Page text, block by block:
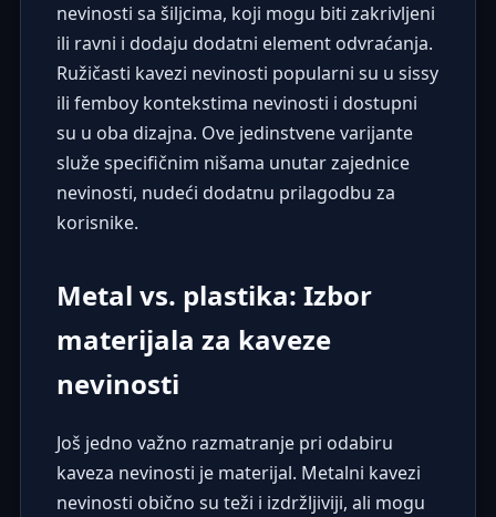
nevinosti sa šiljcima, koji mogu biti zakrivljeni
ili ravni i dodaju dodatni element odvraćanja.
Ružičasti kavezi nevinosti popularni su u sissy
ili femboy kontekstima nevinosti i dostupni
su u oba dizajna. Ove jedinstvene varijante
služe specifičnim nišama unutar zajednice
nevinosti, nudeći dodatnu prilagodbu za
korisnike.
Metal vs. plastika: Izbor
materijala za kaveze
nevinosti
Još jedno važno razmatranje pri odabiru
kaveza nevinosti je materijal. Metalni kavezi
nevinosti obično su teži i izdržljiviji, ali mogu